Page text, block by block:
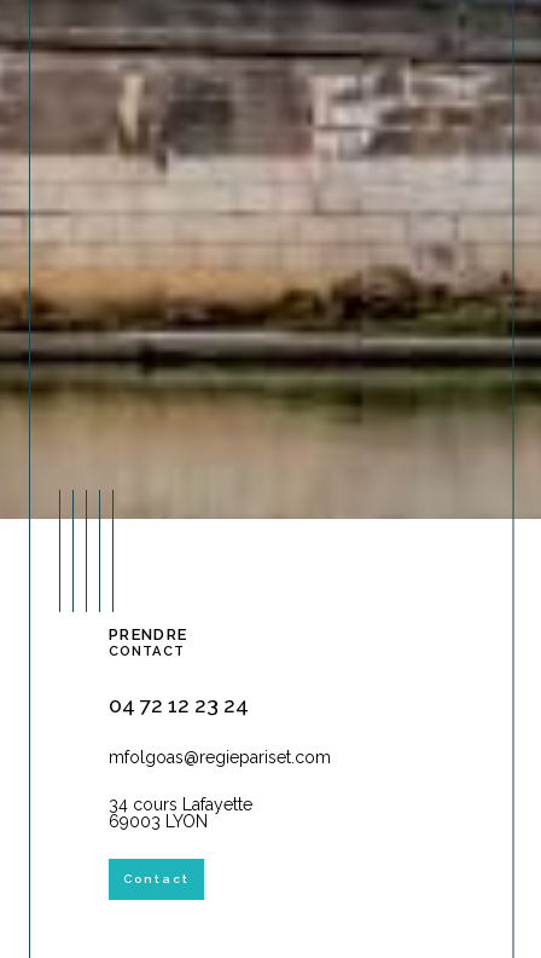
PRENDRE
CONTACT
04 72 12 23 24
mfolgoas@regiepariset.com
34 cours Lafayette
69003 LYON
Contact